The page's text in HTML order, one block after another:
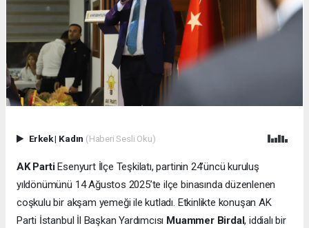
Erkek| Kadın (Haberi Sesli Oku)
AK PartiEsenyurt İlçe Teşkilatı, partinin 24’üncü kuruluş
yıldönümünü 14 Ağustos 2025’te ilçe binasında düzenlenen
coşkulu bir akşam yemeği ile kutladı. Etkinlikte konuşan AK
Parti İstanbul İl Başkan Yardımcısı Muammer Birdal, iddialı bir